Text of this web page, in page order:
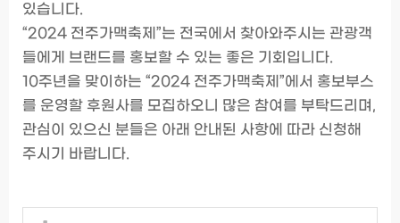
있습니다.
“2024 전주가맥축제”는 전국에서 찾아와주시는 관광객
들에게 브랜드를 홍보할 수 있는 좋은 기회입니다.
10주년을 맞이하는 “2024 전주가맥축제”에서 홍보부스
를 운영할 후원사를 모집하오니 많은 참여를 부탁드리며,
관심이 있으신 분들은 아래 안내된 사항에 따라 신청해
주시기 바랍니다.